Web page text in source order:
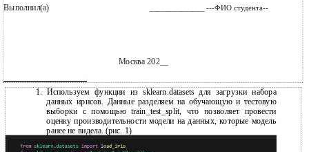
Выполнил(а) ______________ ---ФИО студента--
Москва 202__
1.
Используем функции из sklearn.datasets для загрузки набора
данных ирисов. Данные разделяем на обучающую и тестовую
выборки с помощью train_test_split, что позволяет провести
оценку производительности модели на данных, которые модель
ранее не видела. (рис. 1)